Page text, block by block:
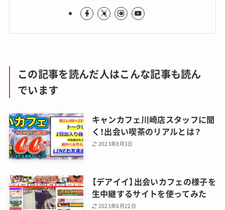
この記事を読んだ人はこんな記事も読ん
でいます
キャンカフェ川崎店スタッフに聞
く！出会い喫茶のリアルとは？
2023年8月3日
【デアイイ】出会いカフェの様子を
生中継するサイトを使ってみた
2023年6月22日